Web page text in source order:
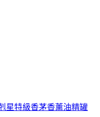
星特級香茅香薰油精罐